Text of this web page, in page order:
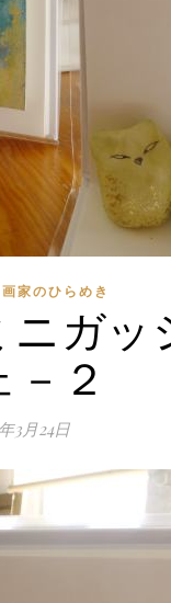
家のひらめき
ガッ
－２
3月24日